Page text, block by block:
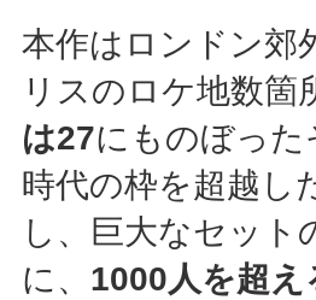
本作はロンドン郊
リスのロケ地数箇
は27にものぼった
時代の枠を超越し
し、巨大なセット
に、 1000人を超え